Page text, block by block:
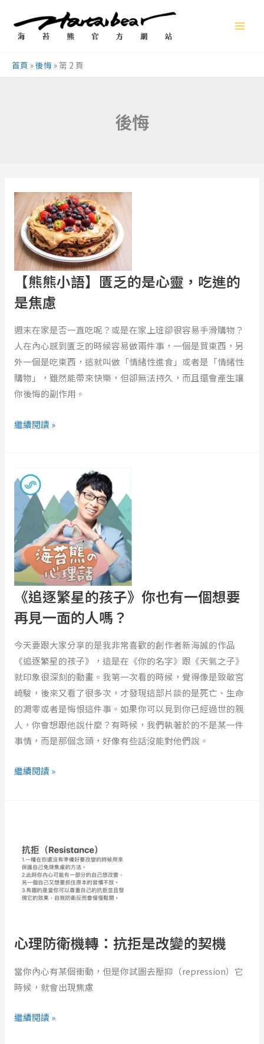
首頁 »後悔 » 第 2 頁
後悔
【熊熊小語】匱乏的是心靈，吃進的
是焦慮
週末在家是否一直吃呢？或是在家上班卻很容易手滑購物？
人在內心感到匱乏的時候容易做兩件事，一個是買東西，另
外一個是吃東西，這就叫做「情緒性進食」或者是「情緒性
購物」，雖然能帶來快樂，但卻無法持久，而且還會產生讓
你後悔的副作用。
熊
小
語】
匱
乏
是
心
靈，
吃
進
的
是
慮
繼續閱讀 »
《追逐繁星的孩子》你也有一個想要
再見一面的人嗎？
今天要跟大家分享的是我非常喜歡的創作者新海誠的作品
《追逐繁星的孩子》，這是在《你的名字》跟《天氣之子》
就印象很深刻的動畫。我第一次看的時候，覺得像是致敬宮
崎駿，後來又看了很多次，才發現這部片談的是死亡、生命
的凋零或者是悔恨這件事。如果你可以見到你已經過世的親
人，你會想跟他說什麼？有時候，我們執著於的不是某一件
事情，而是那個念頭，好像有些話沒能對他們說。
逐
繁
的
孩
子》
你
也
一
想
要
再
見
一
面
的
人
繼續閱讀 »
心理防衛機轉：抗拒是改變的契機
當你內心有某個衝動，但是你試圖去壓抑（repression）它
時候，就會出現焦慮
衛
機
轉：
抗
是
改
變
的
機
繼續閱讀 »